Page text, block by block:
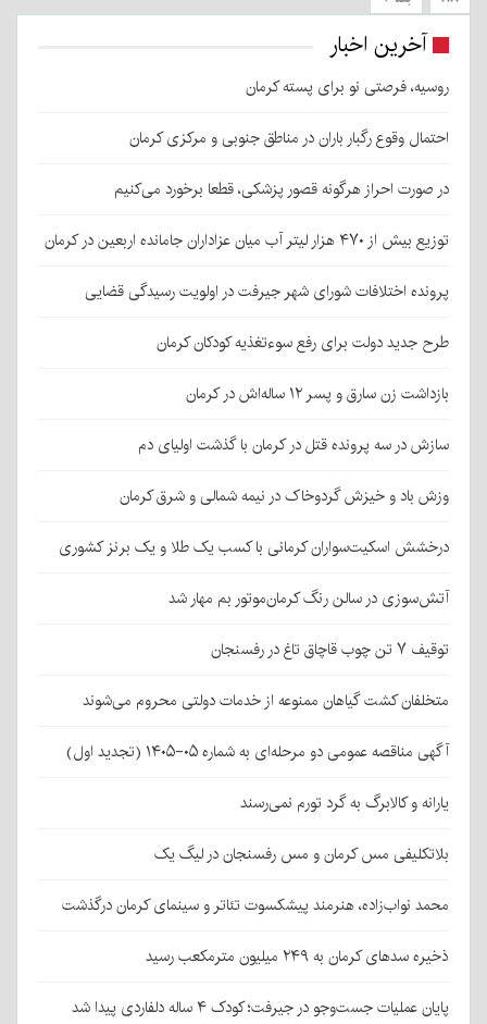
آخرین اخبار
روسیه، فرصتی نو برای پسته کرمان
احتمال وقوع رگبار باران در مناطق جنوبی و مرکزی کرمان
در صورت احراز هرگونه قصور پزشکی، قطعا برخورد می‌کنیم
توزیع بیش از ۴۷۰ هزار لیتر آب میان عزاداران جامانده اربعین در کرمان
پرونده اختلافات شورای شهر جیرفت در اولویت رسیدگی قضایی
طرح جدید دولت برای رفع سوءتغذیه کودکان کرمان
بازداشت زن سارق و پسر ۱۲ ساله‌اش در کرمان
سازش در سه پرونده قتل در کرمان با گذشت اولیای دم
وزش باد و خیزش گردوخاک در نیمه شمالی و شرق کرمان
درخشش اسکیت‌سواران کرمانی با کسب یک طلا و یک برنز کشوری
آتش‌سوزی در سالن رنگ کرمان‌موتور بم مهار شد
توقیف ۷ تن چوب قاچاق تاغ در رفسنجان
متخلفان کشت گیاهان ممنوعه از خدمات دولتی محروم می‌شوند
آگهی مناقصه عمومی دو مرحله‌ای به شماره ۰۵-۱۴۰۵ (تجدید اول)
یارانه و کالابرگ به گرد تورم نمی‌رسند
بلاتکلیفی مس کرمان و مس رفسنجان در لیگ یک
محمد نواب‌زاده، هنرمند پیشکسوت تئاتر و سینمای کرمان درگذشت
ذخیره سدهای کرمان به ۲۴۹ میلیون مترمکعب رسید
پایان عملیات جست‌وجو در جیرفت؛ کودک ۴ ساله دلفاردی پیدا شد